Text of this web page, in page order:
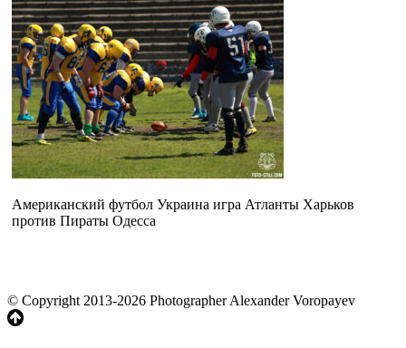
Американский футбол Украина игра Атланты Харьков
против Пираты Одесса
© Copyright 2013-2026 Photographer Alexander Voropayev